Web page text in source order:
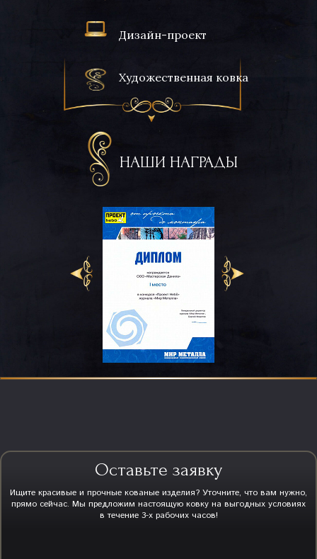
Дизайн-проект
Художественная ковка
НАШИ НАГРАДЫ
Оставьте заявку
Ищите красивые и прочные кованые изделия? Уточните, что вам нужно,
прямо сейчас. Мы предложим настоящую ковку на выгодных условиях
в течение 3-х рабочих часов!